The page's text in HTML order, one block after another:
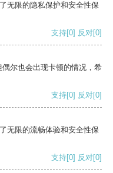
无限的隐私保护和安全性保
支持[0] 反对[0]
尔也会出现卡顿的情况，希
支持[0] 反对[0]
无限的流畅体验和安全性保
支持[0] 反对[0]